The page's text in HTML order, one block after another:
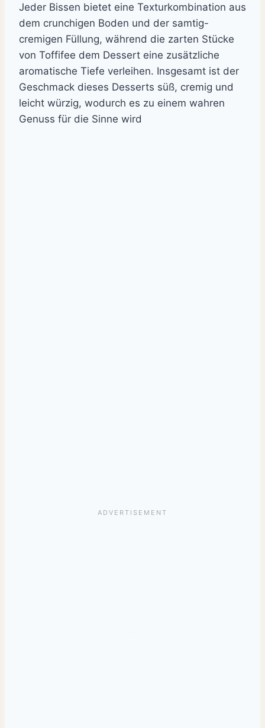
Jeder Bissen bietet eine Texturkombination aus
dem crunchigen Boden und der samtig-
cremigen Füllung, während die zarten Stücke
von Toffifee dem Dessert eine zusätzliche
aromatische Tiefe verleihen. Insgesamt ist der
Geschmack dieses Desserts süß, cremig und
leicht würzig, wodurch es zu einem wahren
Genuss für die Sinne wird